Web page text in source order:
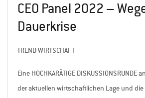
CEO Panel 2022 –
Dauerkrise
TREND WIRTSCHAFT
Eine HOCHKARÄTIGE
der aktuellen wirtschaftlichen Lage und